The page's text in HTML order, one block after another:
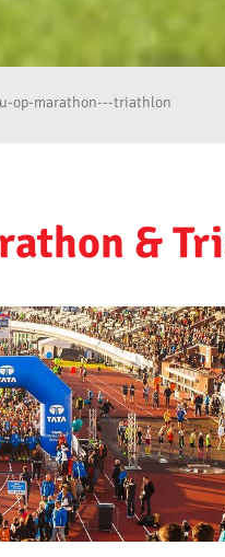
op-marathon---triathlon
&